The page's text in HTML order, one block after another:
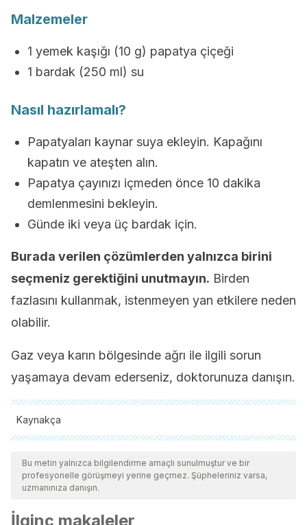
Malzemeler
1 yemek kaşığı (10 g) papatya çiçeği
1 bardak (250 ml) su
Nasıl hazırlamalı?
Papatyaları kaynar suya ekleyin. Kapağını
kapatın ve ateşten alın.
Papatya çayınızı içmeden önce 10 dakika
demlenmesini bekleyin.
Günde iki veya üç bardak için.
Burada verilen çözümlerden yalnızca birini
seçmeniz gerektiğini unutmayın. Birden
fazlasını kullanmak, istenmeyen yan etkilere neden
olabilir.
Gaz veya karın bölgesinde ağrı ile ilgili sorun
yaşamaya devam ederseniz, doktorunuza danışın.
Kaynakça
Tüm alıntı yapılan kaynaklar, kalitelerini, güvenilirliklerini,
güncelliklerini ve geçerliliklerini sağlamak için ekibimiz
tarafından derinlemesine incelendi. Bu makalenin bibliyografisi
kabul edildi.
Bu metin yalnızca bilgilendirme amaçlı sunulmuştur ve bir
profesyonelle görüşmeyi yerine geçmez. Şüpheleriniz varsa,
uzmanınıza danışın.
İlginç makaleler